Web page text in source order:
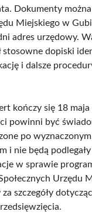
Dokumenty
Miejskiego w
adres urzędowy.
stosowne dopiski
i dalsze
kończy się 18
powinni być
po
i nie będą
w sprawie
Urzędu
szczegóły